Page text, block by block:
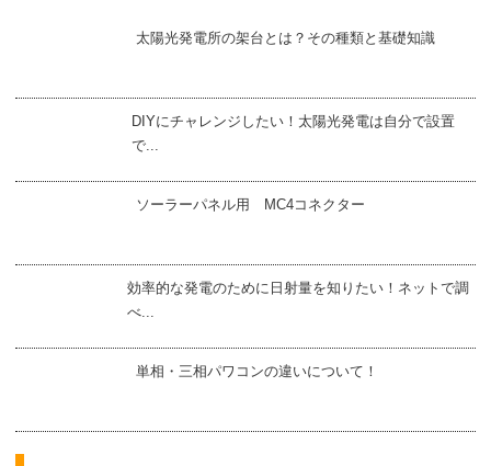
太陽光発電所の架台とは？その種類と基礎知識
DIYにチャレンジしたい！太陽光発電は自分で設置
で...
ソーラーパネル用 MC4コネクター
効率的な発電のために日射量を知りたい！ネットで調
べ...
単相・三相パワコンの違いについて！